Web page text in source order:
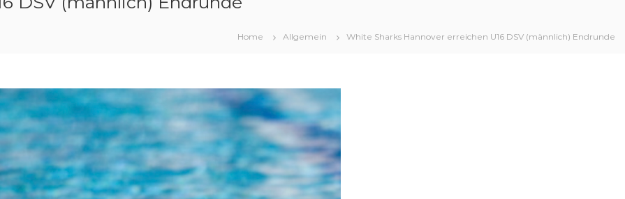
Home Allgemein White Sharks Hannover erreichen U16 DSV (männlich) Endrunde